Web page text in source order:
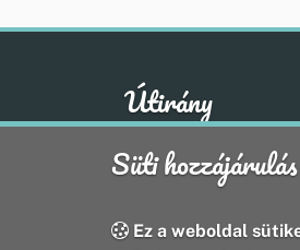
Útirány
Süti hozzájárulás
Ez a weboldal